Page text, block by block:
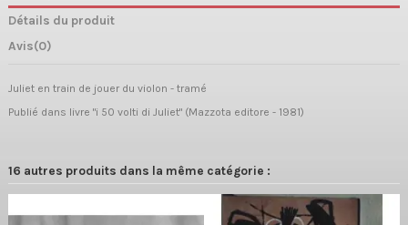
Détails du produit
Avis(0)
Juliet en train de jouer du violon - tramé
Publié dans livre "i 50 volti di Juliet" (Mazzota editore - 1981)
16 autres produits dans la même catégorie :